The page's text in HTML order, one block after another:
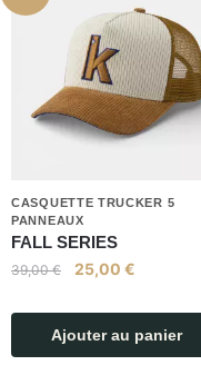
CASQUETTE TRUCKER 5
PANNEAUX
FALL SERIES
39,00€ 25,00 €
Ajouter au panier